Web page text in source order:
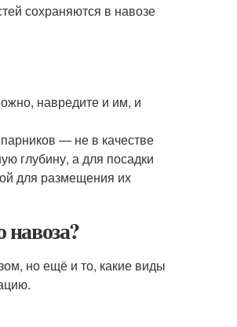
сохраняются в навозе
навредите и им, и
— не в качестве
глубину, а для посадки
для размещения их
но ещё и то, какие виды